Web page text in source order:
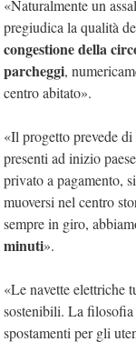
«Naturalmente un
pregiudica la qualità
congestione della
parcheggi,
centro abitato».
«Il progetto prevede di
presenti ad inizio
privato a pagamento,
muoversi nel centro
sempre in giro,
minuti».
«Le navette elettriche
sostenibili. La filosofia
spostamenti per gli